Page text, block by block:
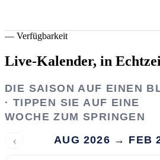
— Verfügbarkeit
Live-Kalender, in
DIE SAISON AUF EINEN
· TIPPEN SIE AUF EINE
WOCHE ZUM SPRINGEN
‹ AUG 2026 → FEB